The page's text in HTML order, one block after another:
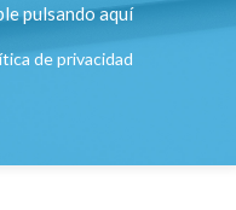
pulsandoaquí
de privacidad